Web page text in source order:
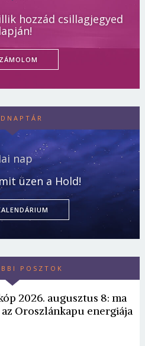
hozzád csillagjegyed
nap
üzen a Hold!
POSZTOK
2026. augusztus 8: ma
Oroszlánkapu energiája